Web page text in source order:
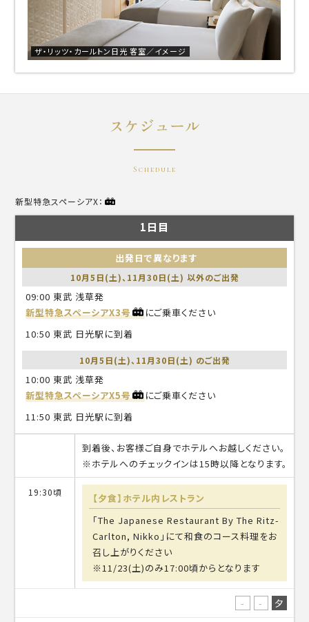
ザ・リッツ・カールトン日光 客室／イメージ
スケジュール
Schedule
新型特急スペーシアX：
1日目
出発日で異なります
10月5日(土)、11月30日(土) 以外のご出発
09:00 東武 浅草発
新型特急スペーシアX3号
にご乗車ください
10:50 東武 日光駅に到着
10月5日(土)、11月30日(土) のご出発
10:00 東武 浅草発
新型特急スペーシアX5号
にご乗車ください
11:50 東武 日光駅に到着
到着後、お客様ご自身でホテルへお越しください。
※ホテルへのチェックインは15時以降となります。
19:30頃
【夕食】ホテル内レストラン
「The Japanese Restaurant By The Ritz-
Carlton, Nikko」にて和食のコース料理をお
召し上がりください
※11/23(土)のみ17:00頃からとなります
- - 夕